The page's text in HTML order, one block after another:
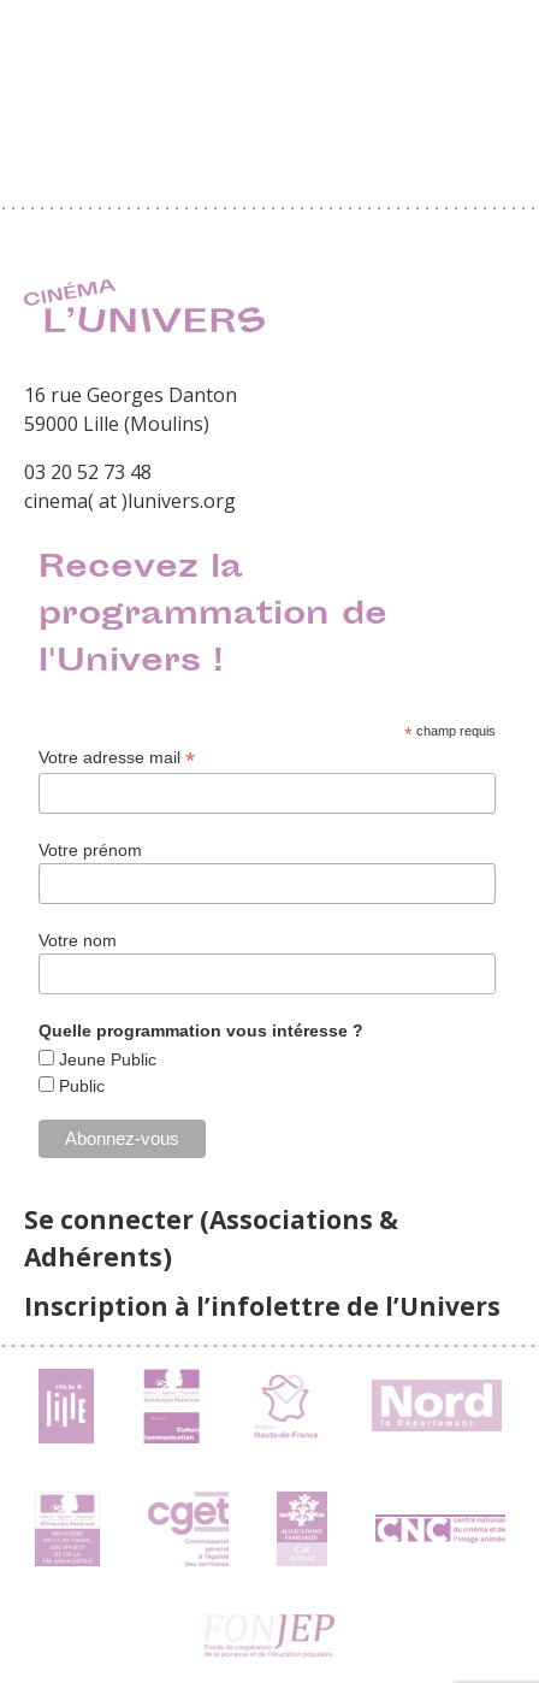
16 rue Georges Danton
59000 Lille (Moulins)
03 20 52 73 48
cinema( at )lunivers.org
Recevez la
programmation de
l'Univers !
* champ requis
Votre adresse mail*
Votre prénom
Votre nom
Quelle programmation vous intéresse ?
Jeune Public
Public
Se connecter (Associations &
Adhérents)
Inscription à l’infolettre de l’Univers